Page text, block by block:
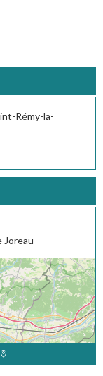
Rémy-la-
Joreau